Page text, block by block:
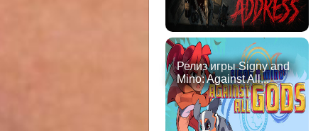
Релиз игры Signy and
Mino: Against All...